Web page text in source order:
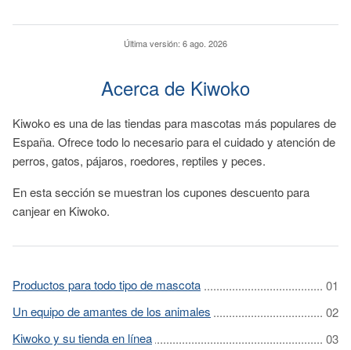
Última versión: 6 ago. 2026
Acerca de Kiwoko
Kiwoko es una de las tiendas para mascotas más populares de
España. Ofrece todo lo necesario para el cuidado y atención de
perros, gatos, pájaros, roedores, reptiles y peces.
En esta sección se muestran los cupones descuento para
canjear en Kiwoko.
Productos para todo tipo de mascota
Un equipo de amantes de los animales
Kiwoko y su tienda en línea